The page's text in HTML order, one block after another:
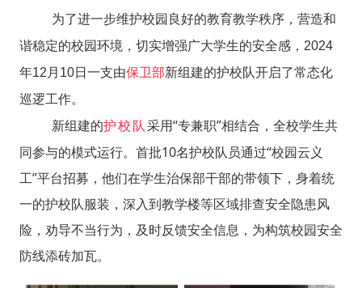
为了进一步维护校园良好的教育教学秩序，营造和
谐稳定的校园环境，切实增强广大学生的安全感，2024
年12月10日一支由保卫部新组建的护校队开启了常态化
巡逻工作。
新组建的护校队 采用“专兼职”相结合，全校学生共
同参与的模式运行。首批10名护校队员通过“校园云义
工”平台招募，他们在学生治保部干部的带领下，身着统
一的护校队服装，深入到教学楼等区域排查安全隐患风
险，劝导不当行为，及时反馈安全信息，为构筑校园安全
防线添砖加瓦。